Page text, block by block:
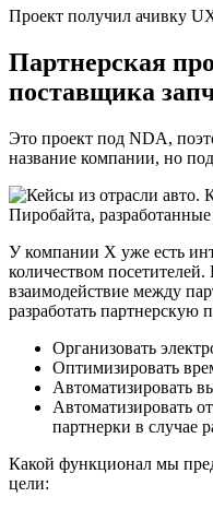
Проект получил ачивку
Партнерская
поставщика
Это проект под NDA,
название компании, но
У компании X уже есть
количеством посетителей.
взаимодействие между
разработать партнерскую
Организовать
Оптимизировать
Автоматизировать
Автоматизировать
партнерки в случае
Какой функционал мы
цели: